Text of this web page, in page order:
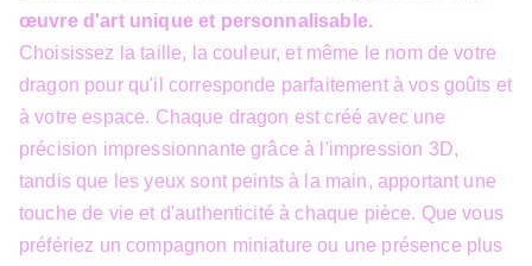
œuvre d'art unique et personnalisable.
Choisissez la taille, la couleur, et même le nom de votre
dragon pour qu'il corresponde parfaitement à vos goûts et
à votre espace. Chaque dragon est créé avec une
précision impressionnante grâce à l'impression 3D,
tandis que les yeux sont peints à la main, apportant une
touche de vie et d'authenticité à chaque pièce. Que vous
préfériez un compagnon miniature ou une présence plus